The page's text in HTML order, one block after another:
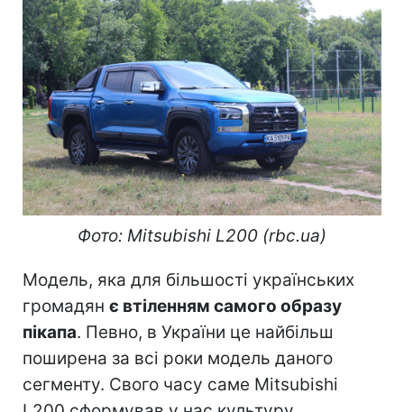
Фото: Mitsubishi L200 (rbc.ua)
Модель, яка для більшості українських
громадян є втіленням самого образу
пікапа. Певно, в України це найбільш
поширена за всі роки модель даного
сегменту. Свого часу саме Mitsubishi